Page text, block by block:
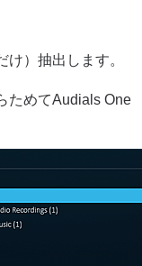
）抽出します。
ためてAudials One